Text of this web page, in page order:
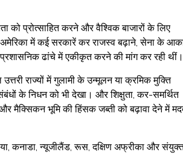
को प्रोत्साहित करने और वैश्विक बाजारों के लिए
में कई सरकारें कर राजस्व बढ़ाने, सेना के
ढांचे में एकीकृत करने की मांग कर रही थीं।
राज्यों में गुलामी के उन्मूलन या क्रमिक मुक्ति
के निधन को भी देखा। और शिक्षुता, कर-समर्थित
मैक्सिकन भूमि की हिंसक जब्ती को बढ़ावा देने में
कनाडा, न्यूजीलैंड, रूस, दक्षिण अफ्रीका और